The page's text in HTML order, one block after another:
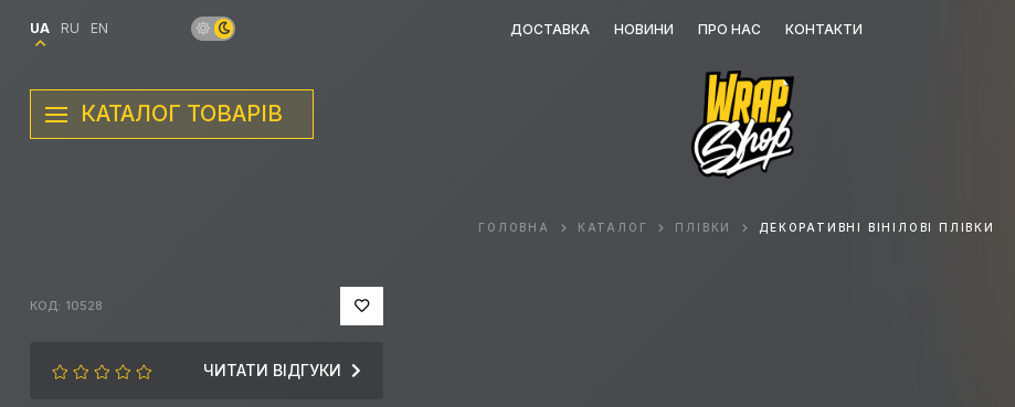
UA RU EN ДОСТАВКА НОВИНИ ПРО НАС КОНТАКТИ
КАТАЛОГ ТОВАРІВ
ГОЛОВНА КАТАЛОГ ПЛІВКИ ДЕКОРАТИВНІ ВІНІЛОВІ ПЛІВКИ
КОД: 10528
ЧИТАТИ ВІДГУКИ